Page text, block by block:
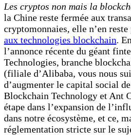
Les cryptos non mais la
la Chine reste fermée aux
cryptomonnaies, elle n’en reste
aux technologies blockchain.
l’annonce récente du géant
Technologies, branche
(filiale d’Alibaba, vous nous
d’augmenter le capital social
Blockchain Technology et Ant
étape dans l’expansion de
dans notre écosystème, et ce,
réglementation stricte sur le